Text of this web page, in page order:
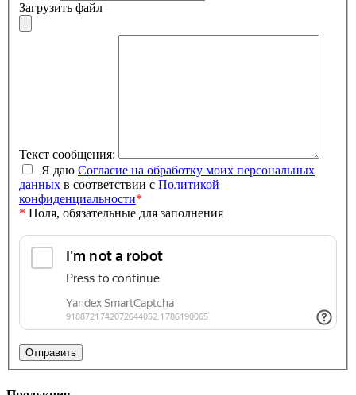
Загрузить файл
Текст сообщения:
Я даю Согласие на обработку моих персональных
данных в соответствии с Политикой
конфиденциальности*
* Поля, обязательные для заполнения